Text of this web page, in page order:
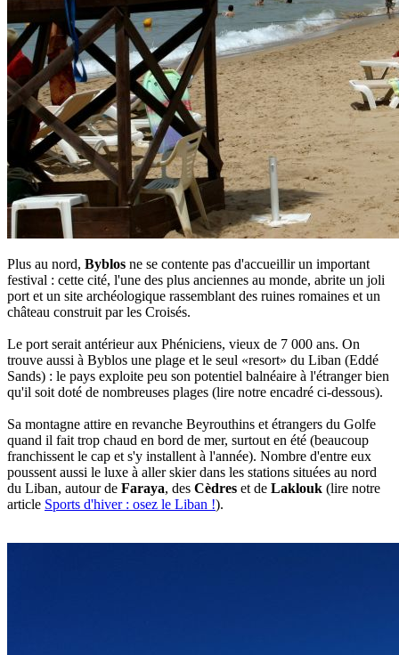
Plus au nord, Byblos ne se contente pas d'accueillir un important
festival : cette cité, l'une des plus anciennes au monde, abrite un joli
port et un site archéologique rassemblant des ruines romaines et un
château construit par les Croisés.
Le port serait antérieur aux Phéniciens, vieux de 7 000 ans. On
trouve aussi à Byblos une plage et le seul «resort» du Liban (Eddé
Sands) : le pays exploite peu son potentiel balnéaire à l'étranger bien
qu'il soit doté de nombreuses plages (lire notre encadré ci-dessous).
Sa montagne attire en revanche Beyrouthins et étrangers du Golfe
quand il fait trop chaud en bord de mer, surtout en été (beaucoup
franchissent le cap et s'y installent à l'année). Nombre d'entre eux
poussent aussi le luxe à aller skier dans les stations situées au nord
du Liban, autour de Faraya, des Cèdres et de Laklouk (lire notre
article Sports d'hiver : osez le Liban !).